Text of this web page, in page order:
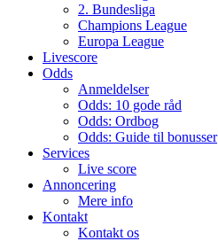
2. Bundesliga
Champions League
Europa League
Livescore
Odds
Anmeldelser
Odds: 10 gode råd
Odds: Ordbog
Odds: Guide til bonusser
Services
Live score
Annoncering
Mere info
Kontakt
Kontakt os